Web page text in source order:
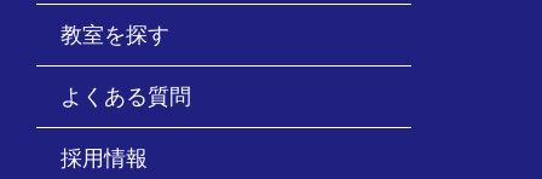
教室を探す
よくある質問
採用情報